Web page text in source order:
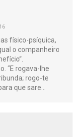
físico-psíquica,
o companheiro
“E rogava-lhe
rogo-te
que sare…